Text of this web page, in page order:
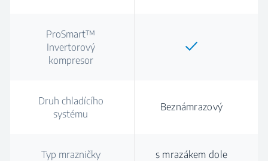
ProSmart™
Invertorový
kompresor
Druh chladícího
systému
Beznámrazový
Typ mrazničky s mrazákem dole